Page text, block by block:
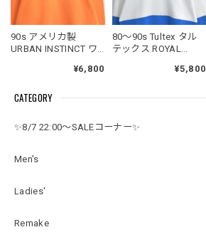
CATEGORY
✨8/7 22:00～SALEコーナー✨
Men's
Ladies'
Remake
90s アメリカ製
URBAN INSTINCT ワ
ーネック トレーナー
スウェット ヴィンテ
古着 ユニセックスデ
ザイン
¥6,800
80～90s Tultex タル
テックス ROYAL
CLUB 刺繍 カラーブ
ェット トレーナー ヴ
ジ USA アメリカ古着
メンズS
¥5,800